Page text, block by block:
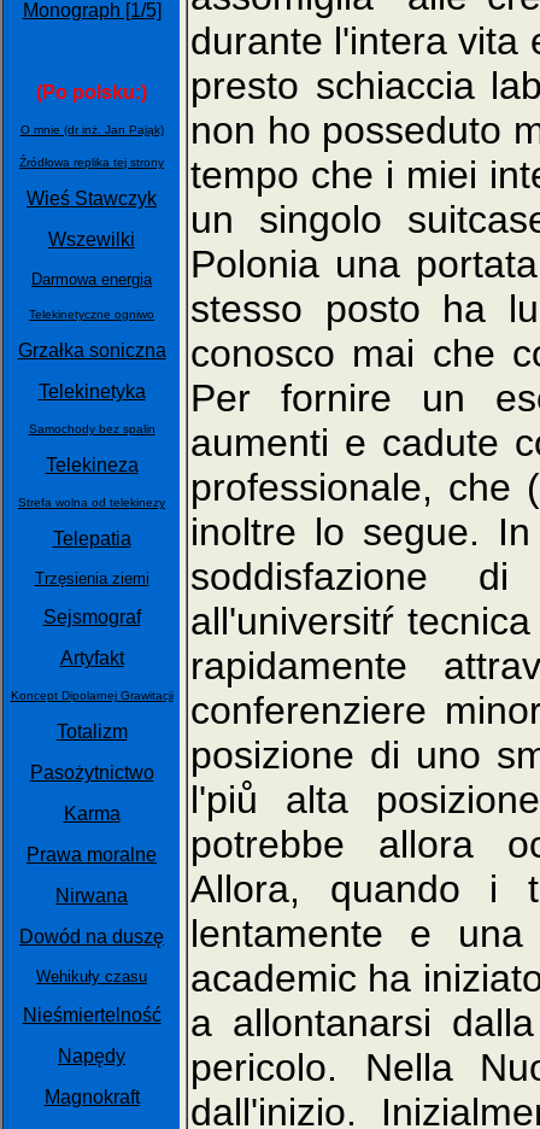
Monograph [1/5]
(Po polsku:)
O mnie (dr inż. Jan Pająk)
Źródłowa replika tej strony
Wieś Stawczyk
Wszewilki
Darmowa energia
Telekinetyczne ogniwo
Grzałka soniczna
Telekinetyka
Samochody bez spalin
Telekineza
Strefa wolna od telekinezy
Telepatia
Trzęsienia ziemi
Sejsmograf
Artyfakt
Koncept Dipolarnej Grawitacji
Totalizm
Pasożytnictwo
Karma
Prawa moralne
Nirwana
Dowód na duszę
Wehikuły czasu
Nieśmiertelność
Napędy
Magnokraft
durante l'intera vita
presto schiaccia
non ho posseduto
tempo che i miei
un singolo
Polonia una
stesso posto ha
conosco mai che
Per fornire un
aumenti e cadute
professionale, che
inoltre lo segue.
soddisfazione di
all'universitŕ
rapidamente
conferenziere
posizione di uno
l'piů alta
potrebbe allora
Allora, quando i
lentamente e
academic ha
a allontanarsi
pericolo. Nella
dall'inizio.